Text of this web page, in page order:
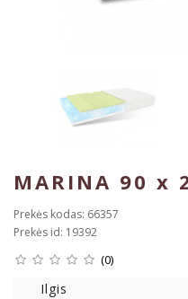
MARINA 90 x
Prekės kodas: 66357
Prekės id: 19392
(0)
Ilgis